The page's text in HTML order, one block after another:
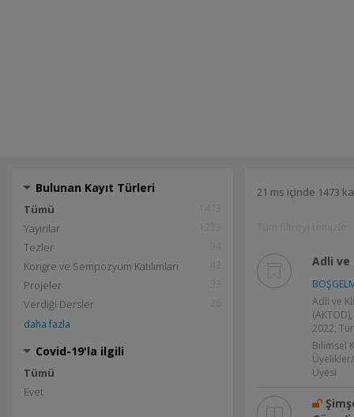
Bulunan Kayıt Türleri
Tümü
Yayınlar
Tezler
Kongre ve Sempozyum Katılımları
Projeler
Verdiği Dersler
daha fazla
Covid-19'la ilgili
Tümü
Evet
21 ms içinde 1473
Adli ve
Adli ve
2022,
Bilimsel
Üyesi